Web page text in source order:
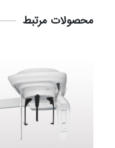
محصولات مرتبط